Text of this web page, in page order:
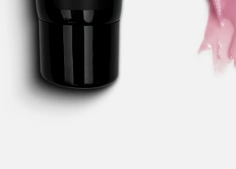
Pflege